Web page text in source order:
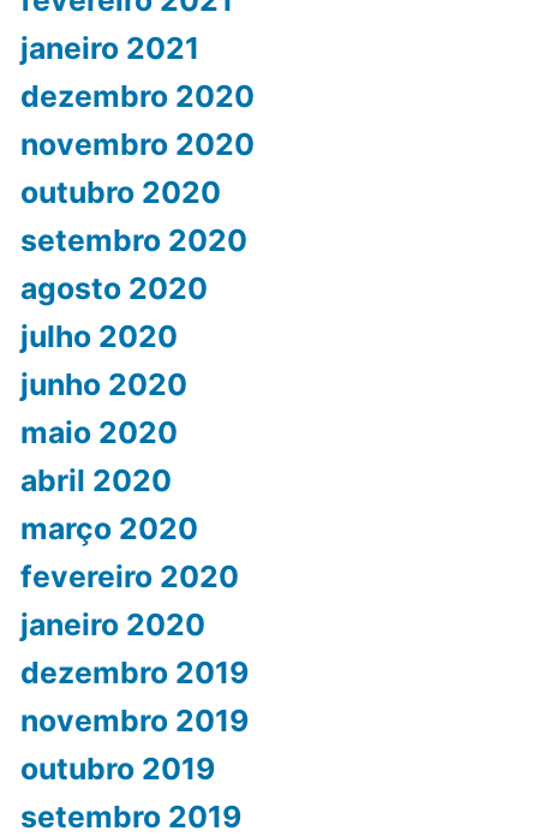
janeiro 2021
dezembro 2020
novembro 2020
outubro 2020
setembro 2020
agosto 2020
julho 2020
junho 2020
maio 2020
abril 2020
março 2020
fevereiro 2020
janeiro 2020
dezembro 2019
novembro 2019
outubro 2019
setembro 2019